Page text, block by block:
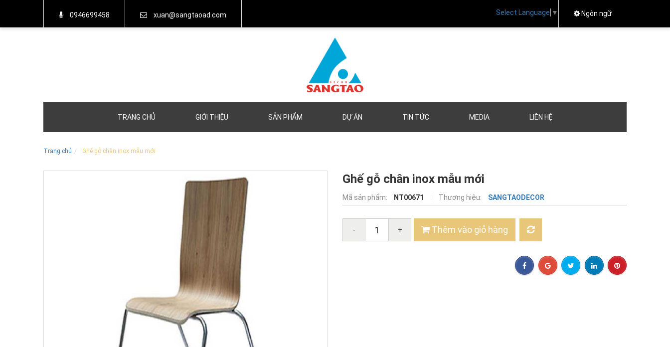
0946699458 xuan@sangtaoad.com Ngôn ngữ
Select Language ▼
TRANG CHỦ GIỚI THIỆU SẢN PHẨM DỰ ÁN TIN TỨC MEDIA LIÊN HỆ
Trang chủ Ghế gỗ chân inox mẫu mới
Ghế gỗ chân inox mẫu mới
Mã sản phẩm: NT00671 Thương hiệu: SANGTAODECOR
- + Thêm vào giỏ hàng